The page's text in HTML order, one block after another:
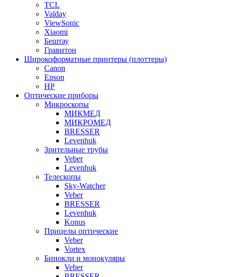
TCL
Valday
ViewSonic
Xiaomi
Бештау
Гравитон
Широкоформатные принтеры (плоттеры)
Canon
Epson
HP
Оптические приборы
Микроскопы
МИКМЕД
МИКРОМЕД
BRESSER
Levenhuk
Зрительные трубы
Veber
Levenhuk
Телескопы
Sky-Watcher
Veber
BRESSER
Levenhuk
Konus
Прицелы оптические
Veber
Vortex
Бинокли и монокуляры
Veber